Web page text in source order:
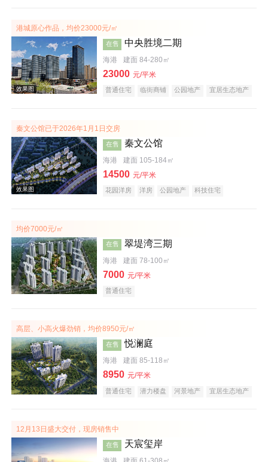
实景图
效果图
港城原心作品，均价23000元/㎡
效果图
在售 中央胜境二期
海港 建面 84-280㎡
23000 元/平米
普通住宅 临街商铺 公园地产 宜居生态地产
秦文公馆已于2026年1月1日交房
在售 秦文公馆
海港 建面 105-184㎡
14500 元/平米
花园洋房 洋房 公园地产
科技住宅
均价7000元/㎡
在售 翠堤湾三期
海港 建面 78-100㎡
7000 元/平米
普通住宅
高层、小高火爆劲销，均价8950元/㎡
在售 悦澜庭
海港 建面 85-118㎡
8950 元/平米
普通住宅 潜力楼盘 河景地产 宜居生态地产
12月13日盛大交付，现房销售中
在售 天宸玺岸